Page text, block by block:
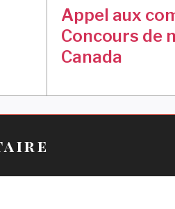
Appel aux
Concours de
Canada